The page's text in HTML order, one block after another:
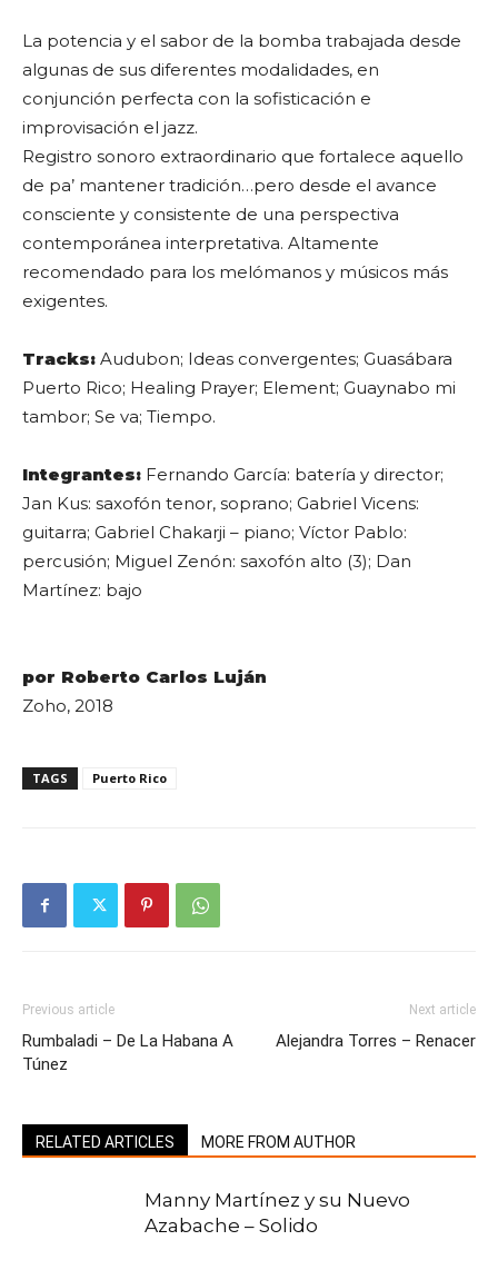
La potencia y el sabor de la bomba trabajada desde
algunas de sus diferentes modalidades, en
conjunción perfecta con la sofisticación e
improvisación el jazz.
Registro sonoro extraordinario que fortalece aquello
de pa’ mantener tradición…pero desde el avance
consciente y consistente de una perspectiva
contemporánea interpretativa. Altamente
recomendado para los melómanos y músicos más
exigentes.
Tracks: Audubon; Ideas convergentes; Guasábara
Puerto Rico; Healing Prayer; Element; Guaynabo mi
tambor; Se va; Tiempo.
Integrantes: Fernando García: batería y director;
Jan Kus: saxofón tenor, soprano; Gabriel Vicens:
guitarra; Gabriel Chakarji – piano; Víctor Pablo:
percusión; Miguel Zenón: saxofón alto (3); Dan
Martínez: bajo
por Roberto Carlos Luján
Zoho, 2018
TAGS Puerto Rico
Previous article
Rumbaladi – De La Habana A
Túnez
Next article
Alejandra Torres – Renacer
RELATED ARTICLES MORE FROM AUTHOR
Manny Martínez y su Nuevo
Azabache – Solido